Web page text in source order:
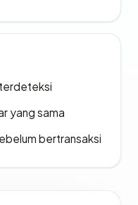
yang sama
bertransaksi